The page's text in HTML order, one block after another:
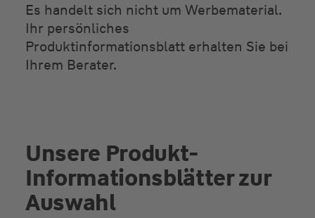
Es handelt sich nicht um Werbematerial.
Ihr persönliches
Produktinformationsblatt erhalten Sie bei
Ihrem Berater.
Unsere Produkt-
Informationsblätter zur
Auswahl